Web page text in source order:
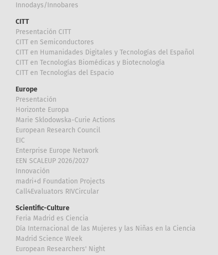
Innodays/Innobares
CITT
Presentación CITT
CITT en Semiconductores
CITT en Humanidades Digitales y Tecnologías del Español
CITT en Tecnologías Biomédicas y Biotecnología
CITT en Tecnologías del Espacio
Europe
Presentación
Horizonte Europa
Marie Sklodowska-Curie Actions
European Research Council
EIC
Enterprise Europe Network
EEN SCALEUP 2026/2027
Innovación
madri+d Foundation Projects
Call4Evaluators RIVCircular
Scientific-Culture
Feria Madrid es Ciencia
Día Internacional de las Mujeres y las Niñas en la Ciencia
Madrid Science Week
European Researchers' Night